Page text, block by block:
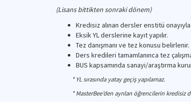
(Lisans bittikten sonraki dönem)
Kredisiz alınan dersler enstitü
Eksik YL derslerine kayıt yapılır.
Tez danışmanı ve tez konusu belirlenir.
Ders kredileri tamamlanınca tez
BUS kapsamında sanayi/araştırma
* YL sırasında yatay geçiş yapılamaz.
* MasterBee’den ayrılan öğrencilerin kredisiz